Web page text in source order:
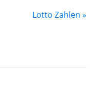
Lotto Zahlen »